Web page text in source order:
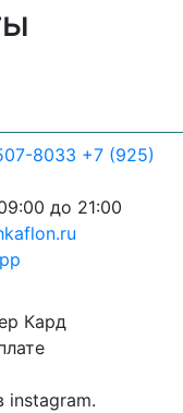
8033 +7 (925)
до 21:00
instagram.